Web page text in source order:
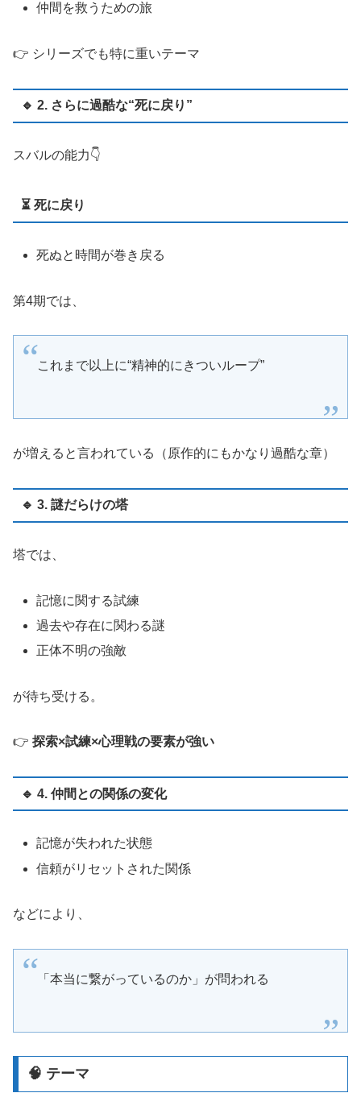
仲間を救うための旅
👉 シリーズでも特に重いテーマ
🔹 2. さらに過酷な“死に戻り”
スバルの能力👇
⏳ 死に戻り
死ぬと時間が巻き戻る
第4期では、
これまで以上に“精神的にきついループ”
が増えると言われている（原作的にもかなり過酷な章）
🔹 3. 謎だらけの塔
塔では、
記憶に関する試練
過去や存在に関わる謎
正体不明の強敵
が待ち受ける。
👉 探索×試練×心理戦の要素が強い
🔹 4. 仲間との関係の変化
記憶が失われた状態
信頼がリセットされた関係
などにより、
「本当に繋がっているのか」が問われる
🧠 テーマ